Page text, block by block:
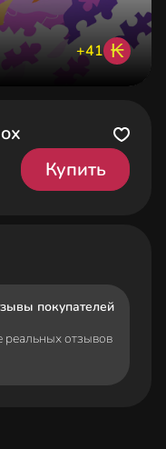
+41 ₭
Купить
покупателей
реальных отзывов